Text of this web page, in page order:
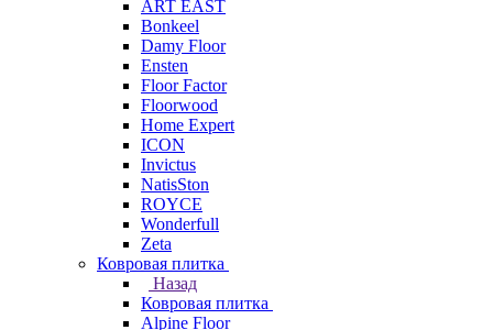
ART EAST
Bonkeel
Damy Floor
Ensten
Floor Factor
Floorwood
Home Expert
ICON
Invictus
NatisSton
ROYCE
Wonderfull
Zeta
Ковровая плитка
Назад
Ковровая плитка
Alpine Floor